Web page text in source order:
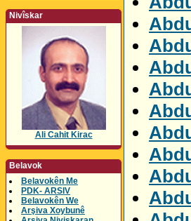
Nivîskar
Ali Cahit Kirac
Belavok
Belavokên Me
PDK- ARSIV
Belavokên We
Arşiva Xoybunê